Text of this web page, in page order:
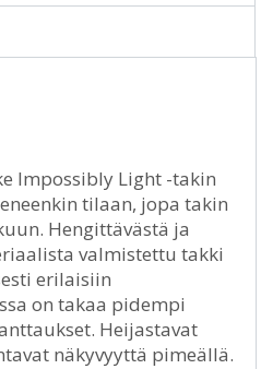
Impossibly Light -takin
tilaan, jopa takin
Hengittävästä ja
valmistettu takki
erilaisiin
on takaa pidempi
Heijastavat
näkyvyyttä pimeällä.